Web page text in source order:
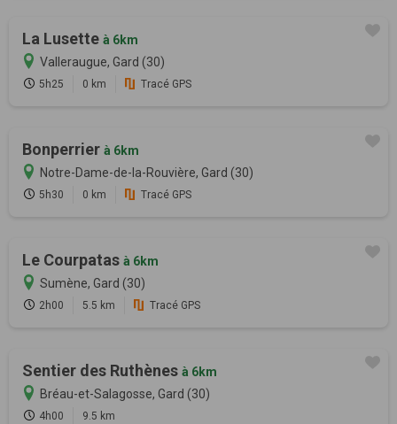
La Lusette à 6km
Valleraugue, Gard (30)
5h25 0 km Tracé GPS
Bonperrier à 6km
Notre-Dame-de-la-Rouvière, Gard (30)
5h30 0 km Tracé GPS
Le Courpatas à 6km
Sumène, Gard (30)
2h00 5.5 km Tracé GPS
Sentier des Ruthènes à 6km
Bréau-et-Salagosse, Gard (30)
4h00 9.5 km